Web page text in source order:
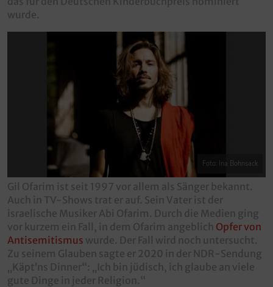
wurde.
Foto: Ina Bohnsack
Gil Ofarim ist seit 1997 vor allem als Sänger bekannt.
Auch in TV-Shows trat er auf. Sein Vater ist der
israelische Musiker Abi Ofarim. Durch die Medien ging
vor kurzem ein Fall, in dem Ofarim angeblich Opfer von
Antisemitismus wurde. Der Fall wird noch untersucht.
Zu seinem Glauben sagte er 2020 in der NDR-Sendung
„Käpt’ns Dinner“: „Ich bin jüdisch, ich glaube an viele
gute Dinge in jeder Religion.“